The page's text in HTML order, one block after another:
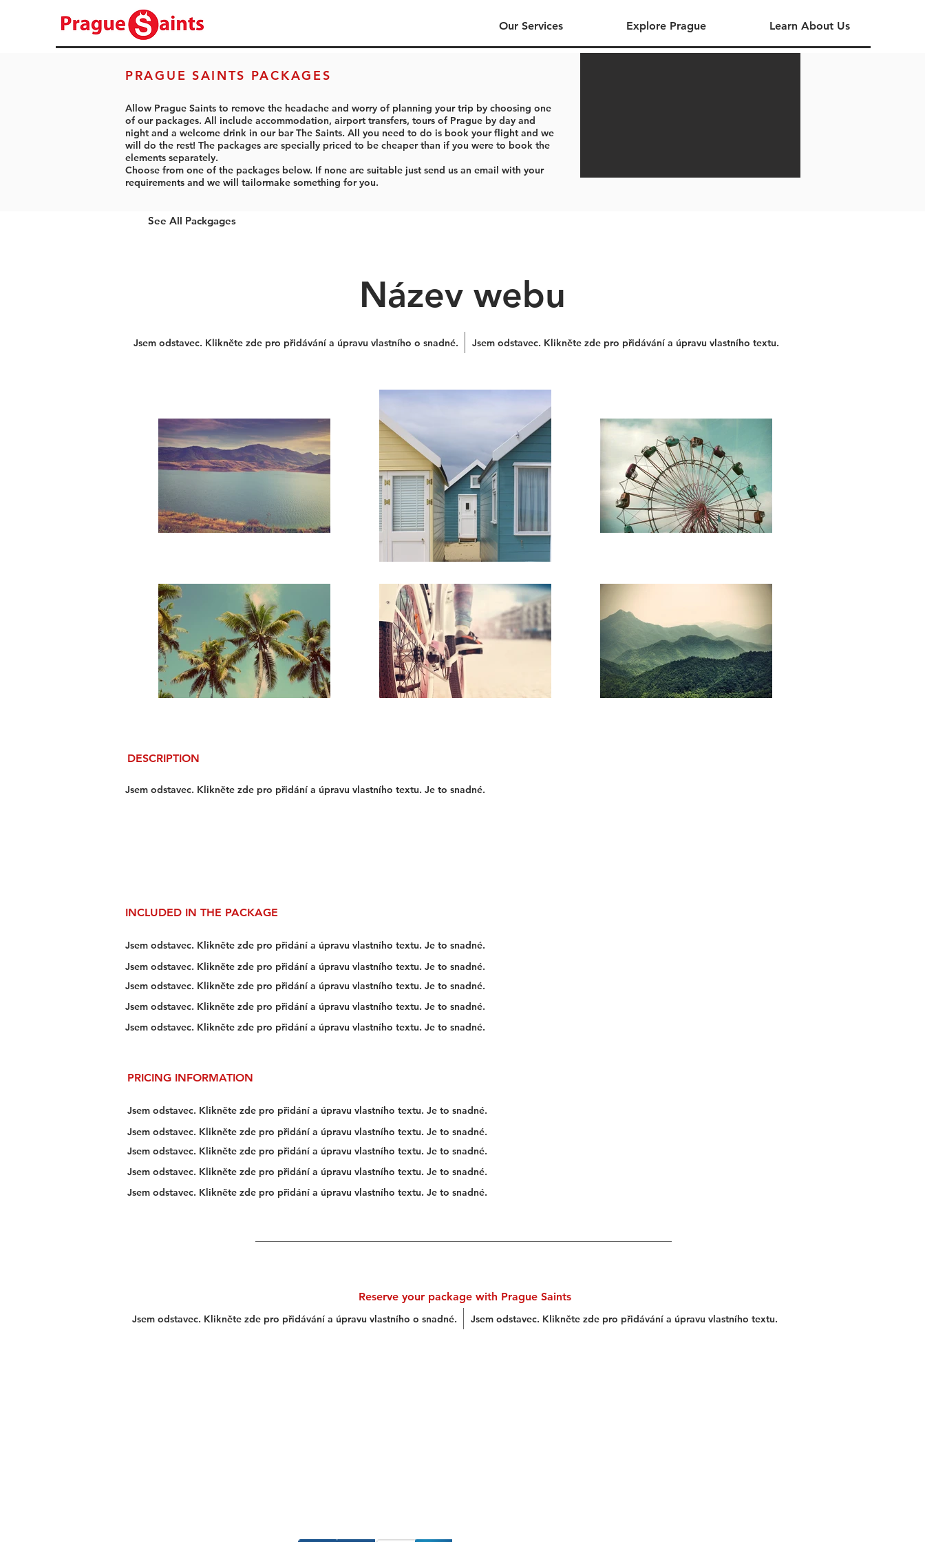
Our Services Explore Prague Learn About Us
PRAGUE SAINTS PACKAGES
Allow Prague Saints to remove the headache and worry of planning your trip by choosing one
of our packages. All include accommodation, airport transfers, tours of Prague by day and
night and a welcome drink in our bar The Saints. All you need to do is book your flight and we
will do the rest! The packages are specially priced to be cheaper than if you were to book the
elements separately.
Choose from one of the packages below. If none are suitable just send us an email with your
requirements and we will tailormake something for you.
See All Packgages
Název webu
Jsem odstavec. Klikněte zde pro přidávání a úpravu vlastního o snadné. Jsem odstavec. Klikněte zde pro přidávání a úpravu vlastního textu.
DESCRIPTION
Jsem odstavec. Klikněte zde pro přidání a úpravu vlastního textu. Je to snadné.
INCLUDED IN THE PACKAGE
Jsem odstavec. Klikněte zde pro přidání a úpravu vlastního textu. Je to snadné.
Jsem odstavec. Klikněte zde pro přidání a úpravu vlastního textu. Je to snadné.
Jsem odstavec. Klikněte zde pro přidání a úpravu vlastního textu. Je to snadné.
Jsem odstavec. Klikněte zde pro přidání a úpravu vlastního textu. Je to snadné.
Jsem odstavec. Klikněte zde pro přidání a úpravu vlastního textu. Je to snadné.
PRICING INFORMATION
Jsem odstavec. Klikněte zde pro přidání a úpravu vlastního textu. Je to snadné.
Jsem odstavec. Klikněte zde pro přidání a úpravu vlastního textu. Je to snadné.
Jsem odstavec. Klikněte zde pro přidání a úpravu vlastního textu. Je to snadné.
Jsem odstavec. Klikněte zde pro přidání a úpravu vlastního textu. Je to snadné.
Jsem odstavec. Klikněte zde pro přidání a úpravu vlastního textu. Je to snadné.
Reserve your package with Prague Saints
Jsem odstavec. Klikněte zde pro přidávání a úpravu vlastního textu.
Jsem odstavec. Klikněte zde pro přidávání a úpravu vlastního o snadné.